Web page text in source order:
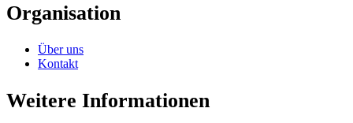
Organisation
Über uns
Kontakt
Weitere Informationen